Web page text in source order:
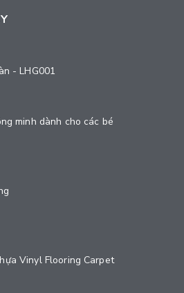
- LHG001
minh dành cho các bé
Vinyl Flooring Carpet